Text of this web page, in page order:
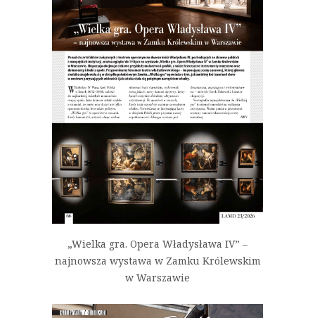
„Wielka gra. Opera Władysława IV” –
najnowsza wystawa w Zamku Królewskim
w Warszawie